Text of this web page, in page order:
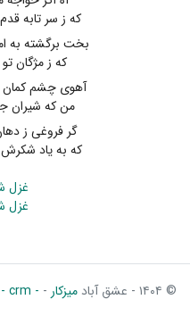
که ز سر تابه
بخت برگشته به
که ز مژگان
آهوی چشم کمان
من که شیران
گر فروغی ز
که به یاد
غزل
غزل
© ۱۴۰۴ - عشق آباد میزکار - - crm - نرم افزار ابری مدیریت کسب و کار